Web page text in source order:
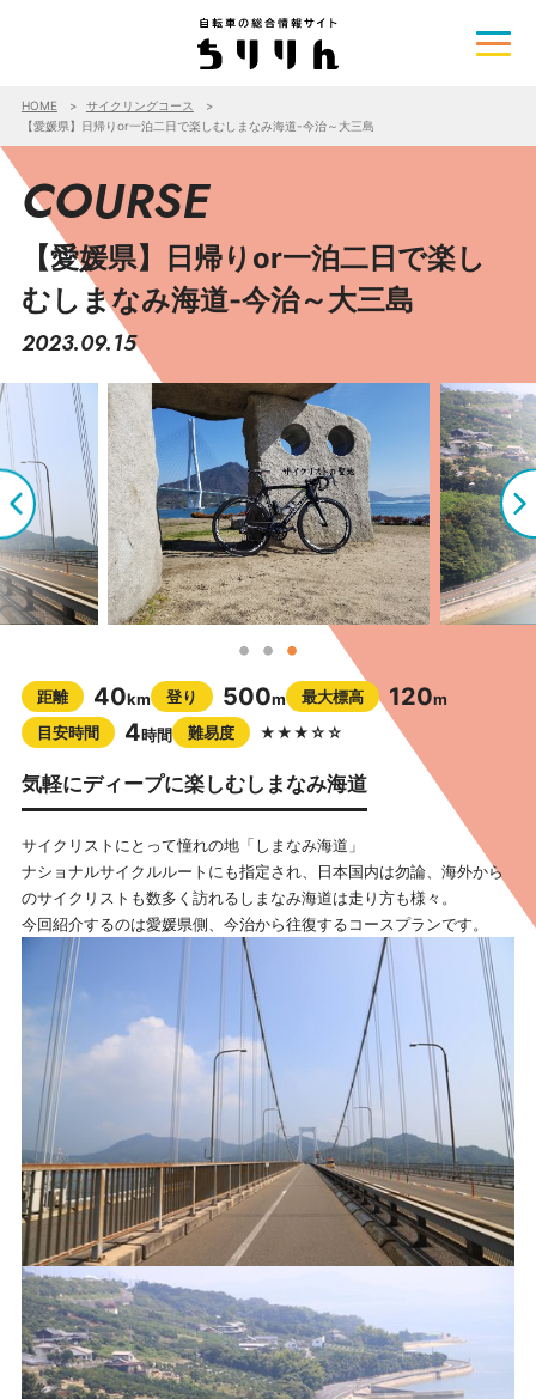
HOME
サイクリングコース
【愛媛県】日帰りor一泊二日で楽しむしまなみ海道-今治～大三島
COURSE
【愛媛県】日帰りor一泊二日で楽し
むしまなみ海道-今治～大三島
2023.09.15
距離 40km 登り 500m 最大標高 120m
目安時間
4時間 難易度 ★★★☆☆
気軽にディープに楽しむしまなみ海道
サイクリストにとって憧れの地「しまなみ海道」
ナショナルサイクルルートにも指定され、日本国内は勿論、海外から
のサイクリストも数多く訪れるしまなみ海道は走り方も様々。
今回紹介するのは愛媛県側、今治から往復するコースプランです。